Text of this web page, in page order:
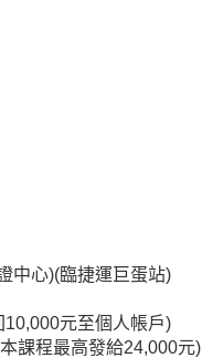
中心)(臨捷運巨蛋站)
元至個人帳戶)
課程最高發給24,000元)